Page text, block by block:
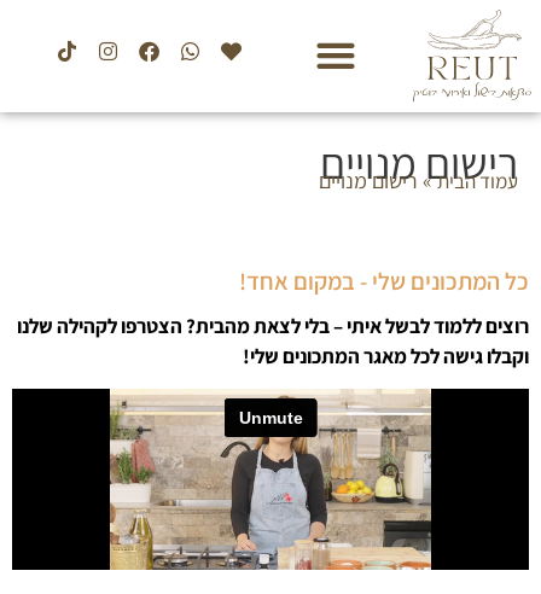
רישום מנויים
עמוד הבית» רישום מנויים
כל המתכונים שלי - במקום אחד!
רוצים ללמוד לבשל איתי – בלי לצאת מהבית? הצטרפו לקהילה שלנו
וקבלו גישה לכל מאגר המתכונים שלי!